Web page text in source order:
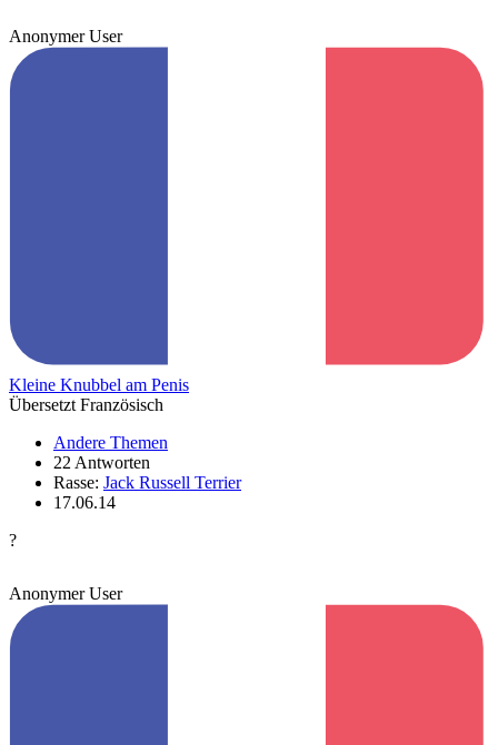
Anonymer User
Kleine Knubbel am Penis
Übersetzt Französisch
Andere Themen
22 Antworten
Rasse: Jack Russell Terrier
17.06.14
?
Anonymer User